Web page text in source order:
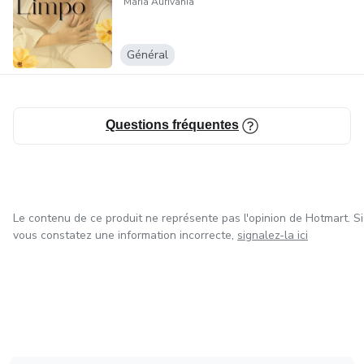
Général
Questions fréquentes
Le contenu de ce produit ne représente pas l'opinion de Hotmart. Si
vous constatez une information incorrecte, signalez-la ici